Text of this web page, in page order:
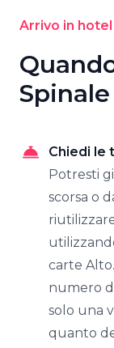
Arrivo in hotel
Spinale
Chiedi le
Potresti
scorsa o
carte
numero
solo una
quanto